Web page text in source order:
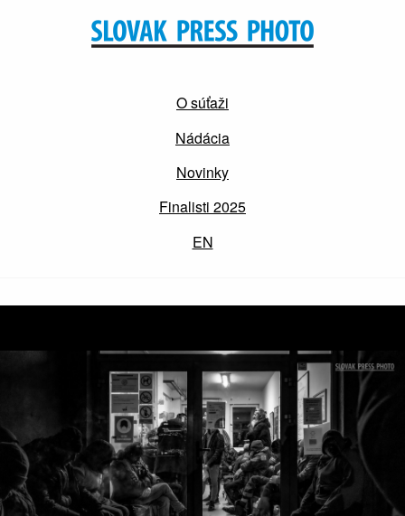
O súťaži
Nádácia
Novinky
Finalisti 2025
EN